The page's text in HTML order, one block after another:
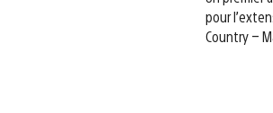
pour
Country –